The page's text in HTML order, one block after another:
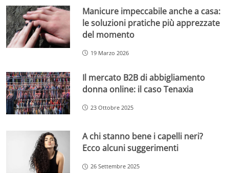
Manicure impeccabile anche a casa:
le soluzioni pratiche più apprezzate
del momento
19 Marzo 2026
Il mercato B2B di abbigliamento
donna online: il caso Tenaxia
23 Ottobre 2025
A chi stanno bene i capelli neri?
Ecco alcuni suggerimenti
26 Settembre 2025